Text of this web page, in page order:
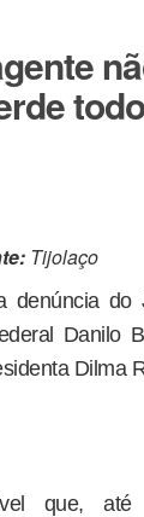
Tijolaço
denúncia
Danilo
Dilma
que,